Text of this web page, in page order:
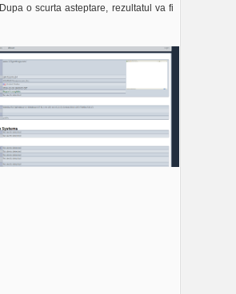
Dupa o scurta asteptare, rezultatul va fi